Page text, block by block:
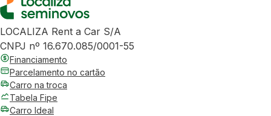
LOCALIZA Rent a Car S/A
CNPJ nº 16.670.085/0001-55
Financiamento
Parcelamento no cartão
Carro na troca
Tabela Fipe
Carro Ideal